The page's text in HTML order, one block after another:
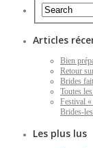
Articles
Bien
Retour
Brides
Toutes
Festival
Brides-
Les plus lus